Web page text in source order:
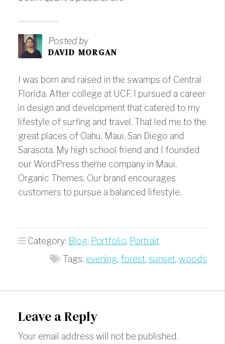
Posted by
DAVID MORGAN
I was born and raised in the swamps of Central
Florida. After college at UCF, I pursued a career
in design and development that catered to my
lifestyle of surfing and travel. That led me to the
great places of Oahu, Maui, San Diego and
Sarasota. My high school friend and I founded
our WordPress theme company in Maui,
Organic Themes. Our brand encourages
customers to pursue a balanced lifestyle.
Category: Blog, Portfolio, Portrait
Tags: evening, forest, sunset, woods
Leave a Reply
Your email address will not be published.